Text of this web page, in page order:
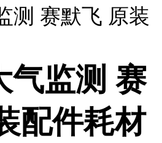
测 赛默飞 原装
气监测 赛
配件耗材